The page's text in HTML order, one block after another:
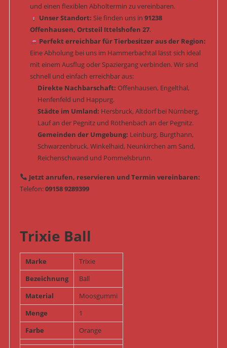
und einen flexiblen Abholtermin zu vereinbaren.
Unser Standort: Sie finden uns in 91238
Offenhausen, Ortsteil Ittelshofen 27.
Perfekt erreichbar für Tierbesitzer aus der Region:
Eine Abholung bei uns im Hammerbachtal lässt sich ideal
mit einem Ausflug oder Spaziergang verbinden. Wir sind
schnell und einfach erreichbar aus:
Direkte Nachbarschaft: Offenhausen, Engelthal,
Henfenfeld und Happurg.
Städte im Umland: Hersbruck, Altdorf bei Nürnberg,
Lauf an der Pegnitz und Röthenbach an der Pegnitz.
Gemeinden der Umgebung: Leinburg, Burgthann,
Schwarzenbruck, Winkelhaid, Neunkirchen am Sand,
Reichenschwand und Pommelsbrunn.
Jetzt anrufen, reservieren und Termin vereinbaren:
Telefon:09158 9289399
Trixie Ball
Marke
Trixie
Bezeichnung
Ball
Material
Moosgummi
Menge
1
Farbe
Orange